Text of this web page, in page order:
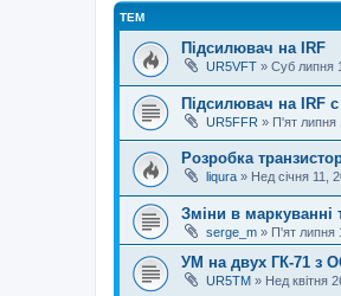
ТЕМ
Підсилювач на IRF
UR5VFT » Суб липня
Підсилювач на IRF
UR5FFR » П'ят липня
Розробка
liqura » Нед січня 11,
Зміни в маркуванні
serge_m » П'ят липня
УМ на двух ГК-71 з
UR5TM » Нед квітня